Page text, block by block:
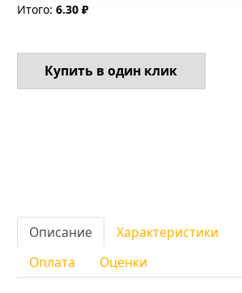
Итого: 6.30 ₽
Купить в один клик
Описание Характеристики
Оплата
Оценки